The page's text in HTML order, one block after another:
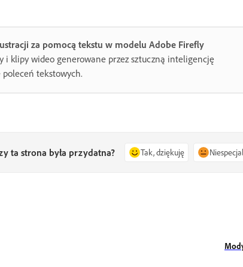
za pomocą tekstu w modelu Adobe Firefly
i klipy wideo generowane przez sztuczną inteligencję
poleceń tekstowych.
ta strona była przydatna? Tak, dziękuję